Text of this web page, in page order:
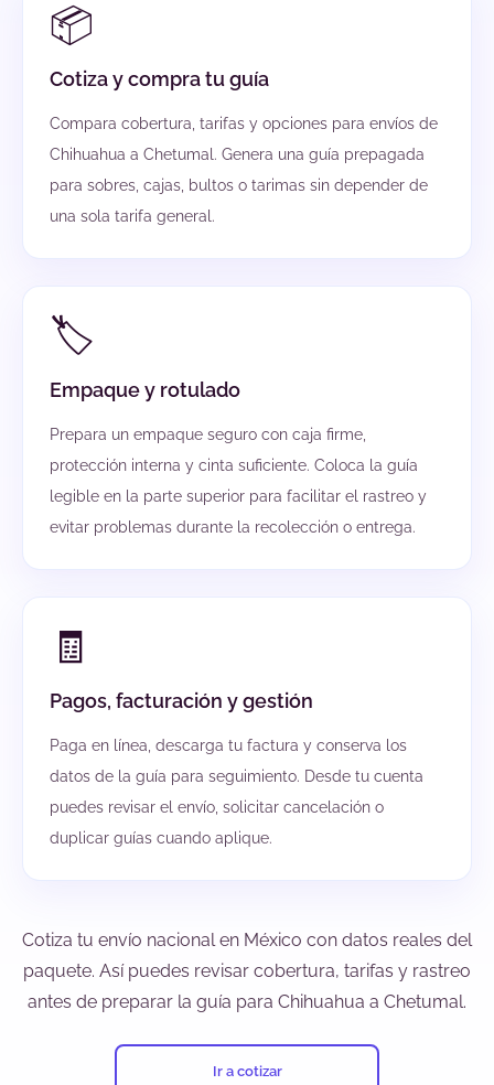
📦
Cotiza y compra tu guía
Compara cobertura, tarifas y opciones para envíos de
Chihuahua a Chetumal. Genera una guía prepagada
para sobres, cajas, bultos o tarimas sin depender de
una sola tarifa general.
🏷️
Empaque y rotulado
Prepara un empaque seguro con caja firme,
protección interna y cinta suficiente. Coloca la guía
legible en la parte superior para facilitar el rastreo y
evitar problemas durante la recolección o entrega.
🧾
Pagos, facturación y gestión
Paga en línea, descarga tu factura y conserva los
datos de la guía para seguimiento. Desde tu cuenta
puedes revisar el envío, solicitar cancelación o
duplicar guías cuando aplique.
Cotiza tu envío nacional en México con datos reales del
paquete. Así puedes revisar cobertura, tarifas y rastreo
antes de preparar la guía para Chihuahua a Chetumal.
Ir a cotizar